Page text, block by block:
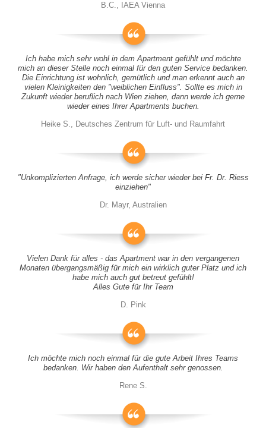
B.C., IAEA Vienna
Ich habe mich sehr wohl in dem Apartment gefühlt und möchte
mich an dieser Stelle noch einmal für den guten Service bedanken.
Die Einrichtung ist wohnlich, gemütlich und man erkennt auch an
vielen Kleinigkeiten den "weiblichen Einfluss". Sollte es mich in
Zukunft wieder beruflich nach Wien ziehen, dann werde ich gerne
wieder eines Ihrer Apartments buchen.
Heike S., Deutsches Zentrum für Luft- und Raumfahrt
"Unkomplizierten Anfrage, ich werde sicher wieder bei Fr. Dr. Riess
einziehen"
Dr. Mayr, Australien
Vielen Dank für alles - das Apartment war in den vergangenen
Monaten übergangsmäßig für mich ein wirklich guter Platz und ich
habe mich auch gut betreut gefühlt!
Alles Gute für Ihr Team
D. Pink
Ich möchte mich noch einmal für die gute Arbeit Ihres Teams
bedanken. Wir haben den Aufenthalt sehr genossen.
Rene S.